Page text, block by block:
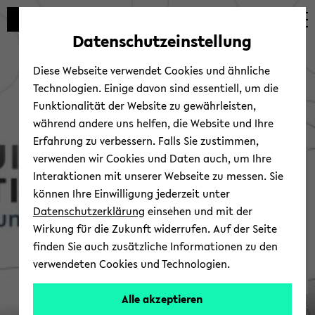
Automatische
vermeiden
zum
wechseln
zum
wechseln
zum
wechseln
Ver­an­stal­tun­gen im SFB
1646
Ta­
© SFB 1646
Datenschutzeinstellung
Diese Webseite verwendet Cookies und ähnliche
Technologien. Einige davon sind essentiell, um die
Funktionalität der Website zu gewährleisten,
während andere uns helfen, die Website und Ihre
Erfahrung zu verbessern. Falls Sie zustimmen,
verwenden wir Cookies und Daten auch, um Ihre
Interaktionen mit unserer Webseite zu messen. Sie
können Ihre Einwilligung jederzeit unter
Datenschutzerklärung einsehen und mit der
Wirkung für die Zukunft widerrufen. Auf der Seite
finden Sie auch zusätzliche Informationen zu den
verwendeten Cookies und Technologien.
Alle akzeptieren